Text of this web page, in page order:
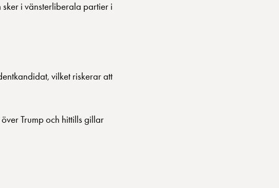
i vänsterliberala partier i
vilket riskerar att
Trump och hittills gillar